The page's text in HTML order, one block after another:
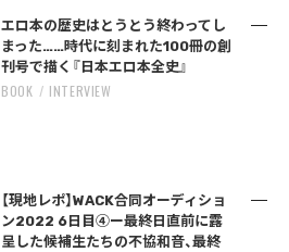
エロ本の歴史はとうとう終わってし
まった……時代に刻まれた100冊の創
刊号で描く『日本エロ本全史』
BOOK INTERVIEW
【現地レポ】WACK合同オーディショ
ン2022 6日目④ー最終日直前に露
呈した候補生たちの不協和音、最終